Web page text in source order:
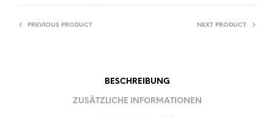
PREVIOUS PRODUCT NEXT PRODUCT
BESCHREIBUNG
ZUSÄTZLICHE INFORMATIONEN